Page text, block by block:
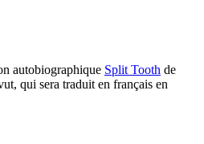
autobiographique Split Tooth de
qui sera traduit en français en